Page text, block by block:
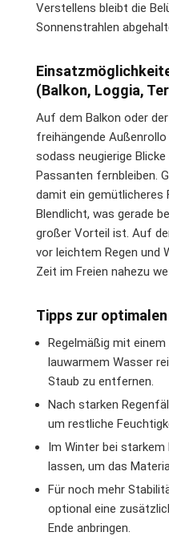
Verstellens bleibt die
Sonnenstrahlen
(Balkon, Loggia,
Auf dem Balkon oder
freihängende
sodass neugierige
Passanten fernbleiben.
damit ein gemütlicheres
Blendlicht, was gerade
großer Vorteil ist. Auf
vor leichtem Regen und
Zeit im Freien nahezu
Tipps zur
Regelmäßig mit
lauwarmem Wasser
Staub zu entfernen.
Nach starken
um restliche
Im Winter bei
lassen, um das
Für noch mehr
optional eine
Ende anbringen.